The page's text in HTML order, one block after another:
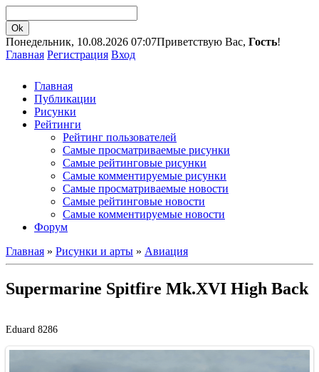
Понедельник, 10.08.2026 07:07Приветствую Вас, Гость!
Главная Регистрация Вход
Главная
Публикации
Рисунки
Рейтинги
Рейтинг пользователей
Самые просматриваемые рисунки
Самые рейтинговые рисунки
Самые комментируемые рисунки
Самые просматриваемые новости
Самые рейтинговые новости
Самые комментируемые новости
Форум
Главная » Рисунки и арты » Авиация
Supermarine Spitfire Mk.XVI High Back
Eduard 8286